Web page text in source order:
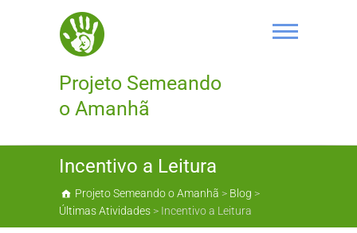
Projeto Semeando
o Amanhã
Incentivo a Leitura
Projeto Semeando o Amanhã > Blog >
Últimas Atividades > Incentivo a Leitura